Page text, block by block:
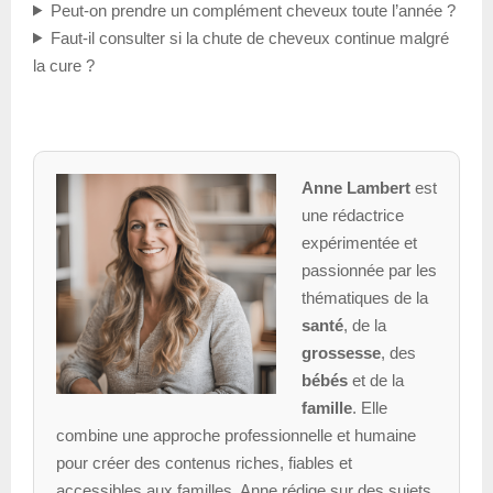
Peut-on prendre un complément cheveux toute l’année ?
Faut-il consulter si la chute de cheveux continue malgré
la cure ?
Anne Lambertest
une rédactrice
expérimentée et
passionnée par les
thématiques de la
santé, de la
grossesse, des
bébéset de la
famille. Elle
combine une approche professionnelle et humaine
pour créer des contenus riches, fiables et